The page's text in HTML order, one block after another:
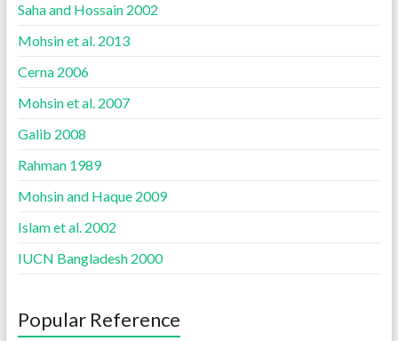
Saha and Hossain 2002
Mohsin et al. 2013
Cerna 2006
Mohsin et al. 2007
Galib 2008
Rahman 1989
Mohsin and Haque 2009
Islam et al. 2002
IUCN Bangladesh 2000
Popular Reference